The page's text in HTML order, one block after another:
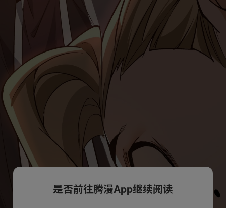
是否前往腾漫App继续阅读